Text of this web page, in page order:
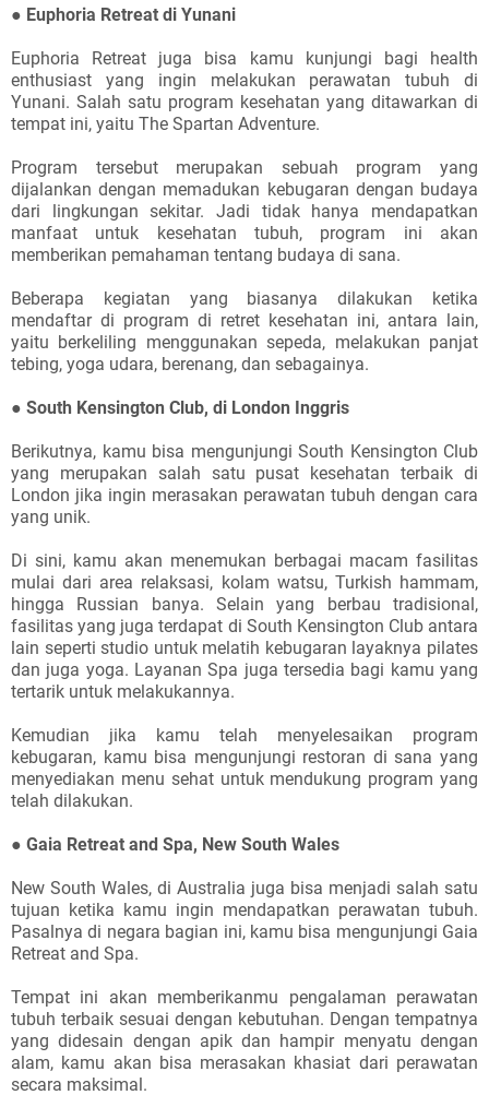
● Euphoria Retreat di Yunani
Euphoria Retreat juga bisa kamu kunjungi bagi health
enthusiast yang ingin melakukan perawatan tubuh di
Yunani. Salah satu program kesehatan yang ditawarkan di
tempat ini, yaitu The Spartan Adventure.
Program tersebut merupakan sebuah program yang
dijalankan dengan memadukan kebugaran dengan budaya
dari lingkungan sekitar. Jadi tidak hanya mendapatkan
manfaat untuk kesehatan tubuh, program ini akan
memberikan pemahaman tentang budaya di sana.
Beberapa kegiatan yang biasanya dilakukan ketika
mendaftar di program di retret kesehatan ini, antara lain,
yaitu berkeliling menggunakan sepeda, melakukan panjat
tebing, yoga udara, berenang, dan sebagainya.
● South Kensington Club, di London Inggris
Berikutnya, kamu bisa mengunjungi South Kensington Club
yang merupakan salah satu pusat kesehatan terbaik di
London jika ingin merasakan perawatan tubuh dengan cara
yang unik.
Di sini, kamu akan menemukan berbagai macam fasilitas
mulai dari area relaksasi, kolam watsu, Turkish hammam,
hingga Russian banya. Selain yang berbau tradisional,
fasilitas yang juga terdapat di South Kensington Club antara
lain seperti studio untuk melatih kebugaran layaknya pilates
dan juga yoga. Layanan Spa juga tersedia bagi kamu yang
tertarik untuk melakukannya.
Kemudian jika kamu telah menyelesaikan program
kebugaran, kamu bisa mengunjungi restoran di sana yang
menyediakan menu sehat untuk mendukung program yang
telah dilakukan.
● Gaia Retreat and Spa, New South Wales
New South Wales, di Australia juga bisa menjadi salah satu
tujuan ketika kamu ingin mendapatkan perawatan tubuh.
Pasalnya di negara bagian ini, kamu bisa mengunjungi Gaia
Retreat and Spa.
Tempat ini akan memberikanmu pengalaman perawatan
tubuh terbaik sesuai dengan kebutuhan. Dengan tempatnya
yang didesain dengan apik dan hampir menyatu dengan
alam, kamu akan bisa merasakan khasiat dari perawatan
secara maksimal.